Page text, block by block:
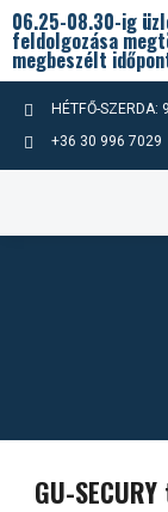
Skip
to
content
06.25-08.30-ig
feldolgozása
megbeszélt
HÉTFŐ-SZERDA:
+36 30 996 7029
GU-